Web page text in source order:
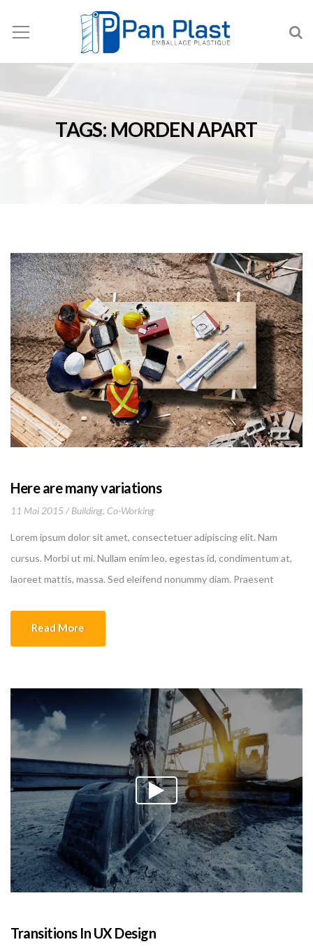
TAGS: MORDEN APART
Here are many variations
11 Mai 2015 Building, Co-Working
Lorem ipsum dolor sit amet, consectetuer adipiscing elit. Nam
cursus. Morbi ut mi. Nullam enim leo, egestas id, condimentum at,
laoreet mattis, massa. Sed eleifend nonummy diam. Praesent
Read More
Transitions In UX Design